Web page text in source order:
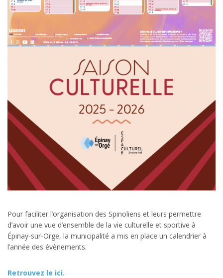
Pour faciliter l’organisation des Spinoliens et leurs permettre
d’avoir une vue d’ensemble de la vie culturelle et sportive à
Épinay-sur-Orge, la municipalité a mis en place un calendrier à
l’année des évènements.
Retrouvez le ici.